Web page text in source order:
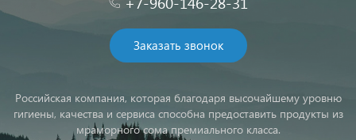
Заказать звонок
Российская компания, которая благодаря высочайшему уровню
гигиены, качества и сервиса способна предоставить продукты из
мраморного сома премиального класса.